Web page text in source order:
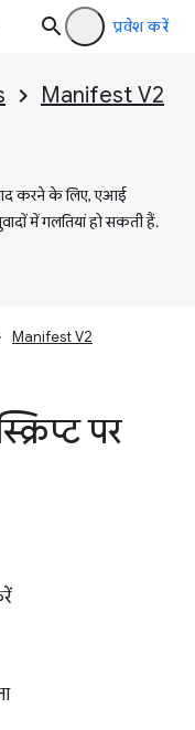
प्रवेश करें
Manifest V2
करने के लिए, एआई
में गलतियां हो सकती हैं.
Manifest V2
पर